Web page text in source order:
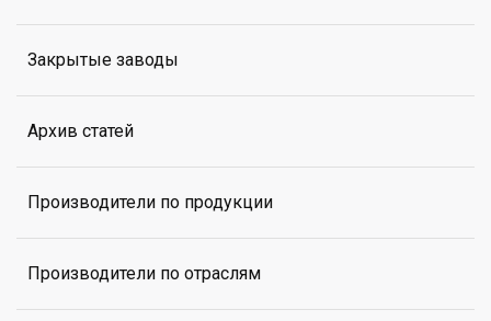
Закрытые заводы
Архив статей
Производители по продукции
Производители по отраслям